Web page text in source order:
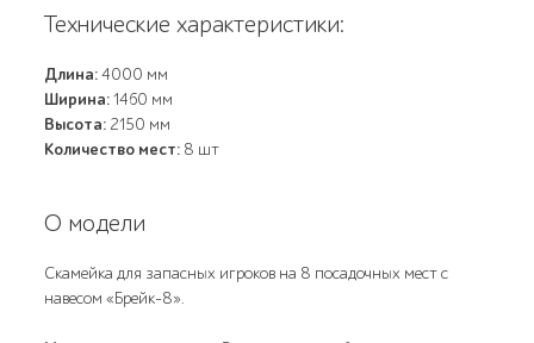
Технические характеристики:
Длина:4000 мм
Ширина:1460 мм
Высота: 2150 мм
Количество мест: 8 шт
О модели
Скамейка для запасных игроков на 8 посадочных мест с
навесом «Брейк-8».